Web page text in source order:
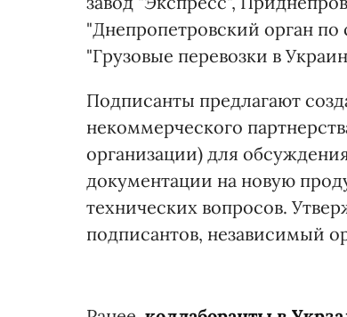
"Днепропетровский орган
"Грузовые перевозки в
Подписанты предлагают
некоммерческого
организации) для
документации на новую
технических вопросов.
подписантов, независимый